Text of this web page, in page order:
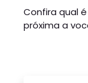
Confira qual
próxima a